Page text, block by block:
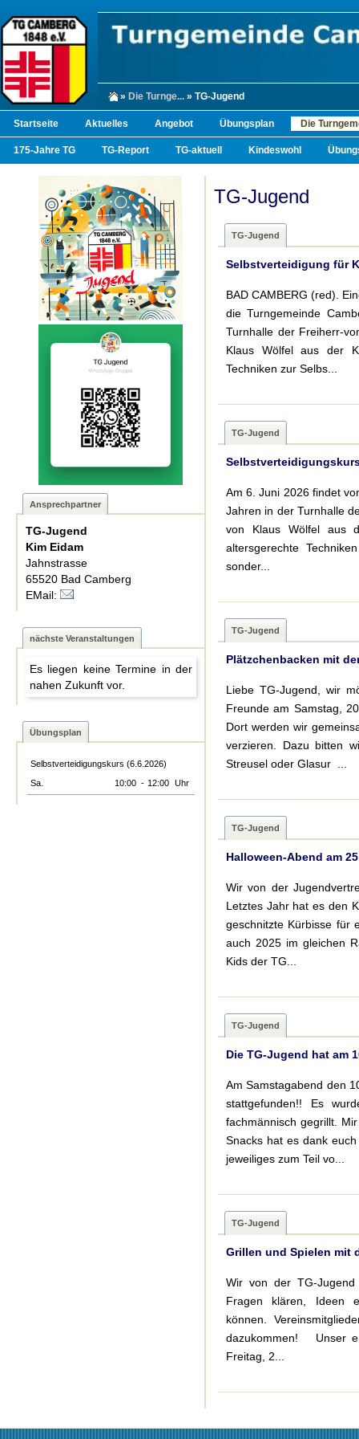
» Die Turnge... » TG-Jugend
Startseite Aktuelles Angebot Übungsplan Die
175-Jahre TG TG-Report TG-aktuell Kindeswohl
Ansprechpartner
TG-Jugend
Kim Eidam
Jahnstrasse
65520 Bad Camberg
EMail:
nächste Veranstaltungen
Es liegen keine Termine in der
nahen Zukunft vor.
Übungsplan
Selbstverteidigungskurs (6.6.2026)
Sa.
10:00 - 12:00 Uhr
TG-Jugend
TG-Jugend
Selbstverteidigung für
BAD CAMBERG (red).
die Turngemeinde
Turnhalle der Freiherr-
Klaus Wölfel aus der
Techniken zur Selbs...
TG-Jugend
Am 6. Juni 2026 findet
Jahren in der Turnhalle
von Klaus Wölfel aus
altersgerechte
sonder...
TG-Jugend
Plätzchenbacken mit
Liebe TG-Jugend, wir
Freunde am Samstag,
Dort werden wir
verzieren. Dazu bitten
Streusel oder Glasur ...
TG-Jugend
Halloween-Abend am
Wir von der
Letztes Jahr hat es den
geschnitzte Kürbisse für
auch 2025 im gleichen
Kids der TG...
TG-Jugend
Die TG-Jugend hat am
Am Samstagabend den
stattgefunden!! Es
fachmännisch gegrillt.
Snacks hat es dank
jeweiliges zum Teil vo...
TG-Jugend
Grillen und Spielen mit
Wir von der TG-
Fragen klären, Ideen
können.
dazukommen! Unser
Freitag, 2...